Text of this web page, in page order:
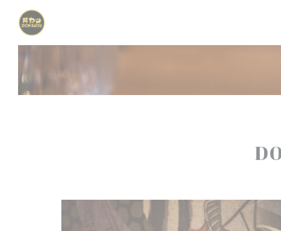
Personnalisation de vos choix en matière de cookies